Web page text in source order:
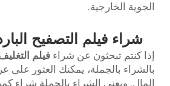
الجوية الخارجية.
شراء فيلم التصفيح
إذا كنتم تبحثون عن شراء فيلم
بالشراء بالجملة، يمكنك العثور على
المال. ويعني الشراء بالجملة شراء